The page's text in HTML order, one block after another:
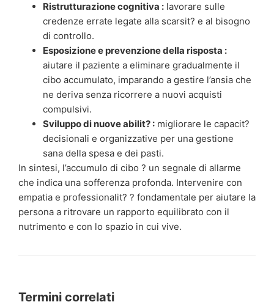
Ristrutturazione cognitiva : lavorare sulle
credenze errate legate alla scarsit? e al bisogno
di controllo.
Esposizione e prevenzione della risposta :
aiutare il paziente a eliminare gradualmente il
cibo accumulato, imparando a gestire l’ansia che
ne deriva senza ricorrere a nuovi acquisti
compulsivi.
Sviluppo di nuove abilit? : migliorare le capacit?
decisionali e organizzative per una gestione
sana della spesa e dei pasti.
In sintesi, l’accumulo di cibo ? un segnale di allarme
che indica una sofferenza profonda. Intervenire con
empatia e professionalit? ? fondamentale per aiutare la
persona a ritrovare un rapporto equilibrato con il
nutrimento e con lo spazio in cui vive.
Termini correlati